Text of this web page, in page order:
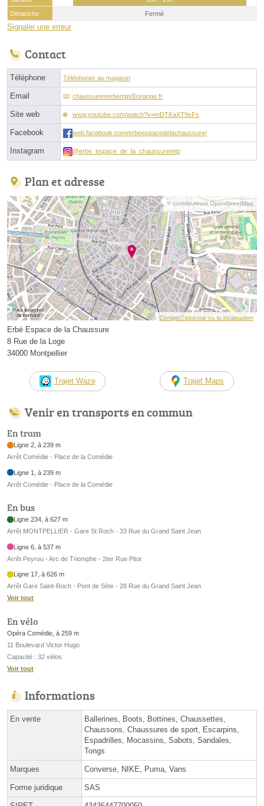
Dimanche
Fermé
Signaler une erreur
Contact
Téléphone Téléphoner au magasin
Email chaussureserbemtpⓐorange.fr
Site web www.youtube.com/watch?v=mDTKaXT9sFs
Facebook web.facebook.com/erbeespacedelachaussure/
Instagram @erbe_espace_de_la_chaussuremtp
Plan et adresse
© contributeurs OpenStreetMap
Corriger l’adresse ou la localisation
Erbé Espace de la Chaussure
8 Rue de la Loge
34000 Montpellier
Trajet Waze Trajet Maps
Venir en transports en commun
En tram
Ligne 2, à 239 m
Arrêt Comédie - Place de la Comédie
Ligne 1, à 239 m
Arrêt Comédie - Place de la Comédie
En bus
Ligne 234, à 627 m
Arrêt MONTPELLIER - Gare St Roch - 33 Rue du Grand Saint Jean
Ligne 6, à 537 m
Arrêt Peyrou - Arc de Triomphe - 2ter Rue Pitot
Ligne 17, à 626 m
Arrêt Gare Saint-Roch - Pont de Sète - 28 Rue du Grand Saint Jean
Voir tout
En vélo
Opéra Comédie, à 259 m
11 Boulevard Victor Hugo
Capacité : 32 vélos
Voir tout
Informations
En vente
Ballerines, Boots, Bottines, Chaussettes,
Chaussons, Chaussures de sport, Escarpins,
Espadrilles, Mocassins, Sabots, Sandales,
Tongs
Marques Converse, NIKE, Puma, Vans
Forme juridique SAS